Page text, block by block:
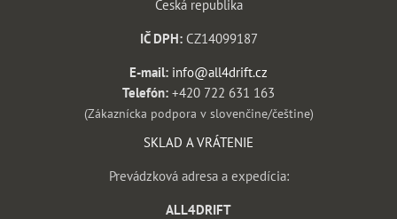
Česká republika
IČ DPH:CZ14099187
E-mail: info@all4drift.cz
Telefón: +420 722 631 163
(Zákaznícka podpora v slovenčine/češtine)
SKLAD A VRÁTENIE
Prevádzková adresa a expedícia:
ALL4DRIFT